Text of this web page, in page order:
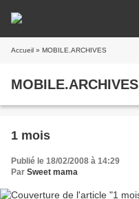
Accueil » MOBILE.ARCHIVES
MOBILE.ARCHIVES
1 mois
Publié le 18/02/2008 à 14:29
Par Sweet mama